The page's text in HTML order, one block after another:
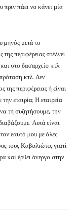
πριν πάει να κάνει μία
μηνός μετά το
περιφέρειας στέλνει
στο δασαρχείο κτλ.
κτλ. Δεν
περιφέρειας ή είναι
την εταιρία; Η εταιρεία
τη συζητήσουμε, την
Αυτά είναι
εαυτό μου με όλες
τους Καβαλιώτες γιατί
και έρθει άνεργο στην